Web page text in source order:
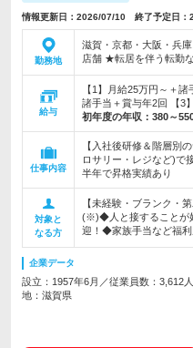
情報更新日：2026/07/10 終了予定日：
勤務地
滋賀・京都・大阪・兵
店舗 ★転居を伴う転勤
給与
【1】月給25万円～＋
諸手当＋賞与年2回 【3
初年度の年収： 380～
仕事内容
【入社後研修＆階層別
ロサリー・レジなど)で
半年で昇格実績あり
対象と
なる方
【未経験・ブランク・
(※)◆人と接することが
迎！◆家族手当など福
企業データ
設立：1957年6月／従業員数：3,612
地：滋賀県